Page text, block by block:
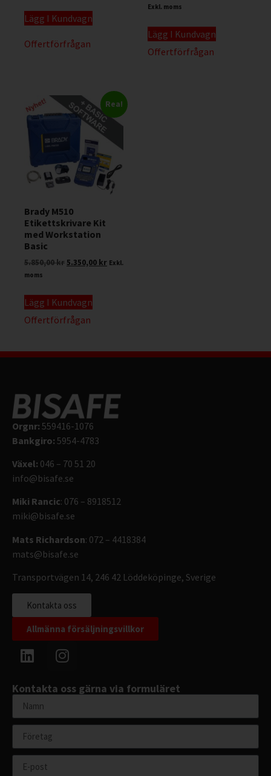
Lägg I Kundvagn
Offertförfrågan
Exkl. moms
Lägg I Kundvagn
Offertförfrågan
Rea!
Brady M510
Etikettskrivare Kit
med Workstation
Basic
5.850,00kr5.350,00 kr Exkl.
moms
Lägg I Kundvagn
Offertförfrågan
Orgnr: 559416-1076
Bankgiro: 5954-4783
Växel: 046 – 70 51 20
info@bisafe.se
Miki Rancic: 076 – 8918512
miki@bisafe.se
Mats Richardson: 072 – 4418384
mats@bisafe.se
Transportvägen 14, 246 42 Löddeköpinge, Sverige
Kontakta oss
Allmänna försäljningsvillkor
Kontakta oss gärna via formuläret